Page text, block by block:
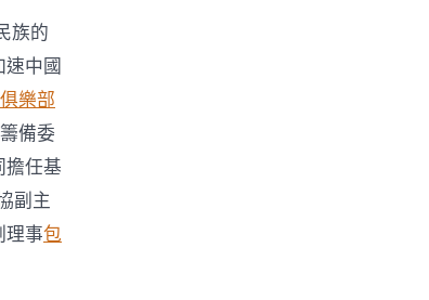
族的
速中國
樂部
備委
擔任基
副主
理事包